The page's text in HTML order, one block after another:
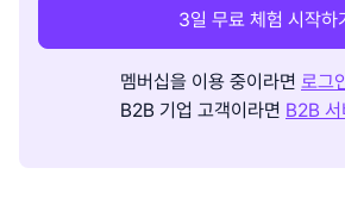
3일 무료 체험 시작하
멤버십을 이용 중이라면 로그
B2B 기업 고객이라면 B2B 서